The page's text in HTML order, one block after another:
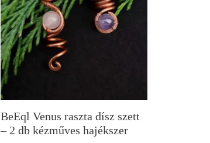
BeEql Venus raszta dísz szett
– 2 db kézműves hajékszer